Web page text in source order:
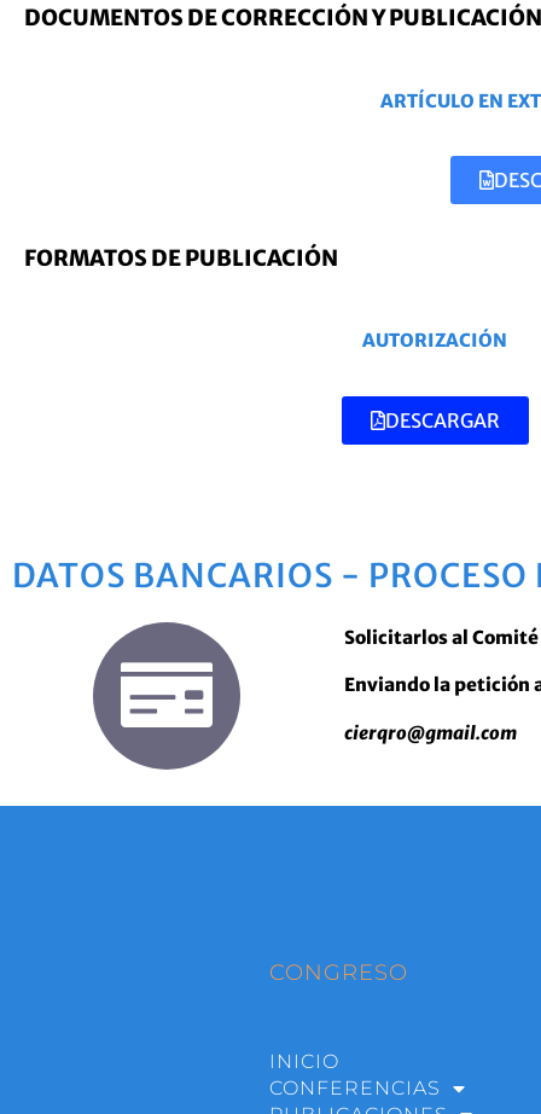
DOCUMENTOS DE CORRECCIÓN Y
ARTÍCULO EN
FORMATOS DE PUBLICACIÓN
AUTORIZACIÓN
DESCARGAR
DATOS BANCARIOS -
Solicitarlos al
Enviando la petición
cierqro@gmail.com
CONGRESO
INICIO
CONFERENCIAS